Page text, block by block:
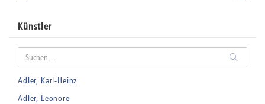
Künstler
Adler, Karl-Heinz
Adler, Leonore